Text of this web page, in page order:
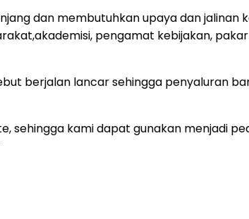
dan membutuhkan upaya dan jalinan
pengamat kebijakan,
berjalan lancar sehingga penyaluran
sehingga kami dapat gunakan menjadi